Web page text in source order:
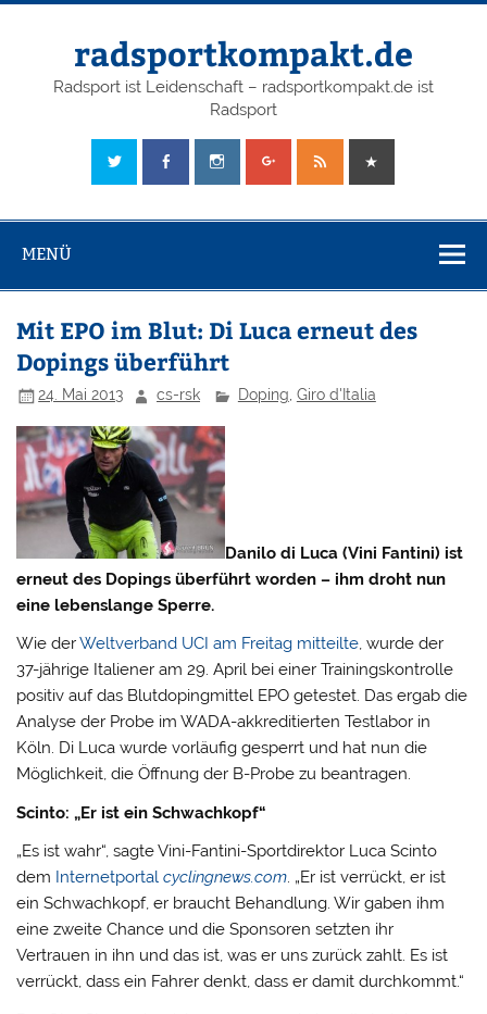
radsportkompakt.de
Radsport ist Leidenschaft – radsportkompakt.de ist
Radsport
MENÜ
Mit EPO im Blut: Di Luca erneut des
Dopings überführt
24. Mai 2013 cs-rsk Doping, Giro d'Italia
Danilo di Luca (Vini Fantini) ist
erneut des Dopings überführt worden – ihm droht nun
eine lebenslange Sperre.
Wie derWeltverband UCI am Freitag mitteilte, wurde der
37-jährige Italiener am 29. April bei einer Trainingskontrolle
positiv auf das Blutdopingmittel EPO getestet. Das ergab die
Analyse der Probe im WADA-akkreditierten Testlabor in
Köln. Di Luca wurde vorläufig gesperrt und hat nun die
Möglichkeit, die Öffnung der B-Probe zu beantragen.
Scinto: „Er ist ein Schwachkopf“
„Es ist wahr“, sagte Vini-Fantini-Sportdirektor Luca Scinto
dem Internetportalcyclingnews.com. „Er ist verrückt, er ist
ein Schwachkopf, er braucht Behandlung. Wir gaben ihm
eine zweite Chance und die Sponsoren setzten ihr
Vertrauen in ihn und das ist, was er uns zurück zahlt. Es ist
verrückt, dass ein Fahrer denkt, dass er damit durchkommt.“